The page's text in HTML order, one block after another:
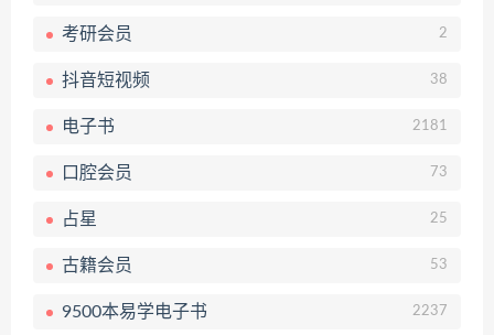
考研会员 2
抖音短视频 38
电子书 2181
口腔会员 73
占星 25
古籍会员 53
9500本易学电子书 2237